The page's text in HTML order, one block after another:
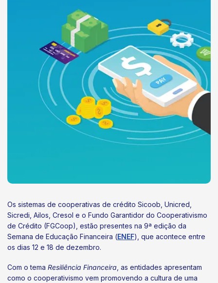
Os sistemas de cooperativas de crédito Sicoob, Unicred,
Sicredi, Ailos, Cresol e o Fundo Garantidor do Cooperativismo
de Crédito (FGCoop), estão presentes na 9ª edição da
Semana de Educação Financeira (ENEF), que acontece entre
os dias 12 e 18 de dezembro.
Com o tema Resiliência Financeira , as entidades apresentam
como o cooperativismo vem promovendo a cultura de uma